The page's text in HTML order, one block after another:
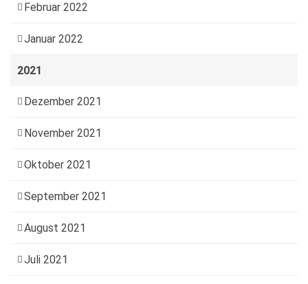
Februar 2022
Januar 2022
2021
Dezember 2021
November 2021
Oktober 2021
September 2021
August 2021
Juli 2021